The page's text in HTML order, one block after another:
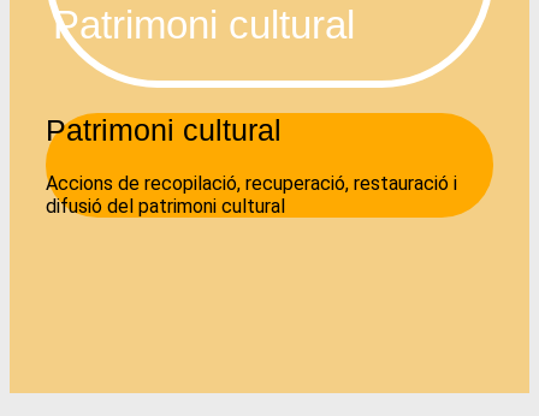
Patrimoni cultural
Patrimoni cultural
Accions de recopilació, recuperació, restauració i
difusió del patrimoni cultural